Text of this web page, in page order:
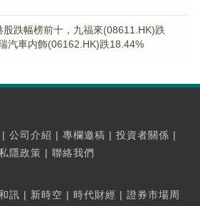
股跌幅榜前十，九福來(08611.HK)跌
汽車内飾(06162.HK)跌18.44%
| 公司介紹 | 專欄邀稿 | 投資者關係 |
隱政策 | 聯絡我們
訊 | 新時空 | 時代財經 | 證券市場周